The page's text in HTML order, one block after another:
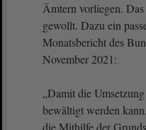
Ämtern vorliegen.
gewollt. Dazu ein
Monatsbericht des
November 2021:
„Damit die
bewältigt werden
die Mithilfe der